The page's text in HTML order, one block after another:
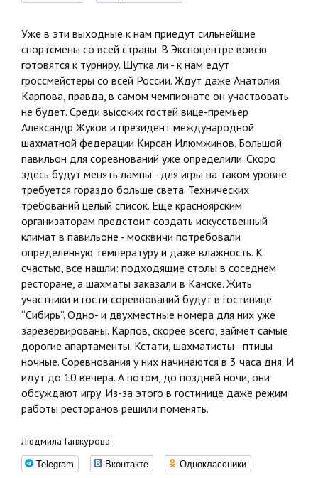
Уже в эти выходные к нам приедут сильнейшие
спортсмены со всей страны. В Экспоцентре вовсю
готовятся к турниру. Шутка ли - к нам едут
гроссмейстеры со всей России. Ждут даже Анатолия
Карпова, правда, в самом чемпионате он участвовать
не будет. Среди высоких гостей вице-премьер
Александр Жуков и президент международной
шахматной федерации Кирсан Илюмжинов. Большой
павильон для соревнований уже определили. Скоро
здесь будут менять лампы - для игры на таком уровне
требуется гораздо больше света. Технических
требований целый список. Еще красноярским
организаторам предстоит создать искусственный
климат в павильоне - москвичи потребовали
определенную температуру и даже влажность. К
счастью, все нашли: подходящие столы в соседнем
ресторане, а шахматы заказали в Канске. Жить
участники и гости соревнований будут в гостинице
“Сибирь”. Одно- и двухместные номера для них уже
зарезервированы. Карпов, скорее всего, займет самые
дорогие апартаменты. Кстати, шахматисты - птицы
ночные. Соревнования у них начинаются в 3 часа дня. И
идут до 10 вечера. А потом, до поздней ночи, они
обсуждают игру. Из-за этого в гостинице даже режим
работы ресторанов решили поменять.
Людмила Ганжурова
Telegram Вконтакте Одноклассники